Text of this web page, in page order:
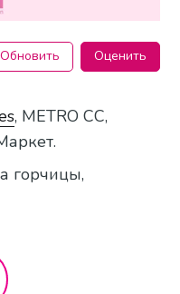
Обновить Оценить
, METRO CC,
горчицы,